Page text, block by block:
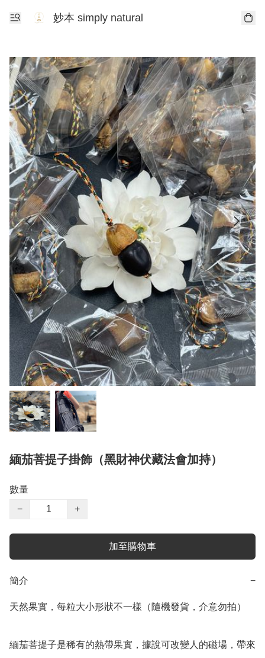
妙本 simply natural
緬茄菩提子掛飾（黑財神伏藏法會加持）
數量
−
+
加至購物車
簡介 −
天然果實，每粒大小形狀不一樣（隨機發貨，介意勿拍）
緬茄菩提子是稀有的熱帶果實，據說可改變人的磁場，帶來